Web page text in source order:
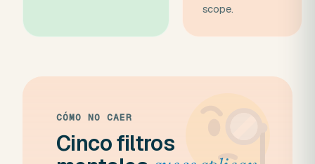
scope.
CÓMO NO CAER
Cinco filtros